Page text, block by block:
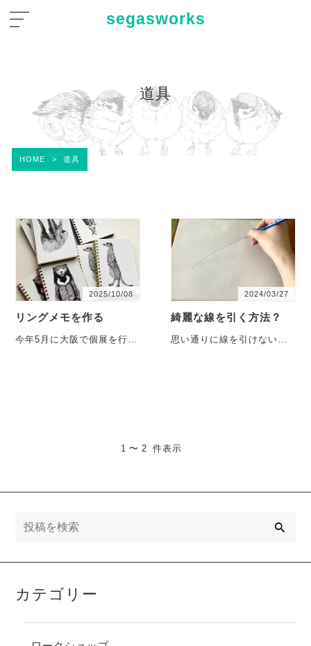
segasworks
道具
HOME > 道具
2025/10/08
リングメモを作る
今年5月に大阪で個展を行っ
2024/03/27
綺麗な線を引く方法？
思い通りに線を引けない、
1 〜 2 件表示
カテゴリー